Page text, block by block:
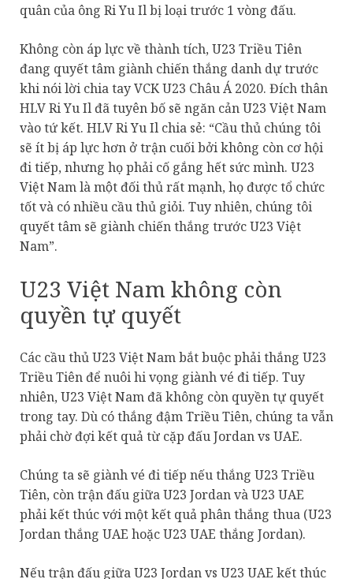
quân của ông Ri Yu Il bị loại trước 1 vòng đấu.
Không còn áp lực về thành tích, U23 Triều Tiên
đang quyết tâm giành chiến thắng danh dự trước
khi nói lời chia tay VCK U23 Châu Á 2020. Đích thân
HLV Ri Yu Il đã tuyên bố sẽ ngăn cản U23 Việt Nam
vào tứ kết. HLV Ri Yu Il chia sẻ: “Cầu thủ chúng tôi
sẽ ít bị áp lực hơn ở trận cuối bởi không còn cơ hội
đi tiếp, nhưng họ phải cố gắng hết sức mình. U23
Việt Nam là một đối thủ rất mạnh, họ được tổ chức
tốt và có nhiều cầu thủ giỏi. Tuy nhiên, chúng tôi
quyết tâm sẽ giành chiến thắng trước U23 Việt
Nam”.
U23 Việt Nam không còn
quyền tự quyết
Các cầu thủ U23 Việt Nam bắt buộc phải thắng U23
Triều Tiên để nuôi hi vọng giành vé đi tiếp. Tuy
nhiên, U23 Việt Nam đã không còn quyền tự quyết
trong tay. Dù có thắng đậm Triều Tiên, chúng ta vẫn
phải chờ đợi kết quả từ cặp đấu Jordan vs UAE.
Chúng ta sẽ giành vé đi tiếp nếu thắng U23 Triều
Tiên, còn trận đấu giữa U23 Jordan và U23 UAE
phải kết thúc với một kết quả phân thắng thua (U23
Jordan thắng UAE hoặc U23 UAE thắng Jordan).
Nếu trận đấu giữa U23 Jordan vs U23 UAE kết thúc